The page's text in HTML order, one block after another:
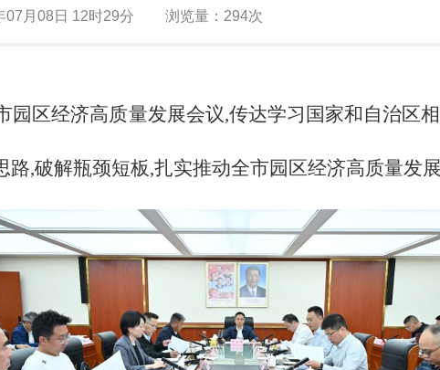
07月08日 12时29分 浏览量： 294次
园区经济高质量发展会议,传达学习国家和自治区
路,破解瓶颈短板,扎实推动全市园区经济高质量发